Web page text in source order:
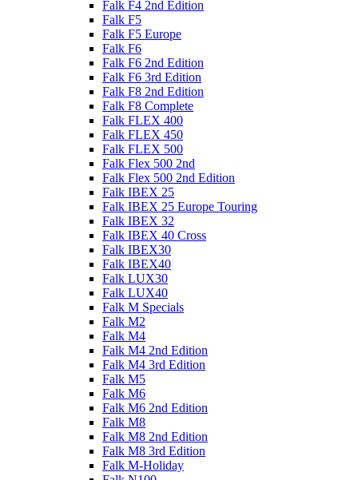
Falk F4 2nd Edition
Falk F5
Falk F5 Europe
Falk F6
Falk F6 2nd Edition
Falk F6 3rd Edition
Falk F8 2nd Edition
Falk F8 Complete
Falk FLEX 400
Falk FLEX 450
Falk FLEX 500
Falk Flex 500 2nd
Falk Flex 500 2nd Edition
Falk IBEX 25
Falk IBEX 25 Europe Touring
Falk IBEX 32
Falk IBEX 40 Cross
Falk IBEX30
Falk IBEX40
Falk LUX30
Falk LUX40
Falk M Specials
Falk M2
Falk M4
Falk M4 2nd Edition
Falk M4 3rd Edition
Falk M5
Falk M6
Falk M6 2nd Edition
Falk M8
Falk M8 2nd Edition
Falk M8 3rd Edition
Falk M-Holiday